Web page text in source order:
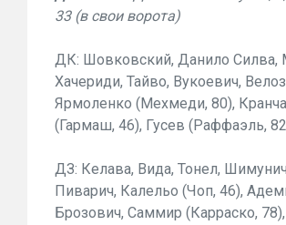
33 (в свои ворота)
ДК: Шовковский, Данило Силва,
Хачериди, Тайво, Вукоевич,
Ярмоленко (Мехмеди, 80),
(Гармаш, 46), Гусев (Раффаэль,
ДЗ: Келава, Вида, Тонел,
Пиварич, Калельо (Чоп, 46),
Брозович, Саммир (Карраско,